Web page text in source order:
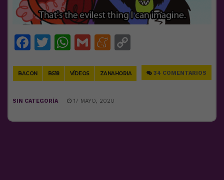
Facebook
Twitter
WhatsApp
GmailMeneame
BACON BS18 VÍDEOS ZANAHORIA 34 COMENTARIOS
SIN CATEGORÍA 17 MAYO, 2020